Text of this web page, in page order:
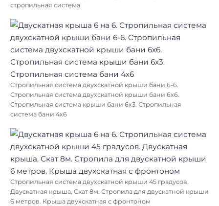
стропильная система
Стропильная система двухскатной крыши бани 6-6.
Стропильная система двухскатной крыши бани 6х6.
Стропильная система крыши бани 6х3. Стропильная
система бани 4х6
Стропильная система двухскатной крыши 45 градусов.
Двускатная крыша, Скат 8м. Стропила для двускатной крыши
6 метров. Крыша двухскатная с фронтоном